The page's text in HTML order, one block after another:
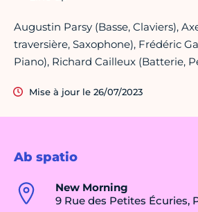
Ab spatio
New Morning
9 Rue des Petites Écuries,
Augustin Parsy (Basse, Claviers),
traversière, Saxophone), Frédéric
Piano), Richard Cailleux (Batterie,
Mise à jour le 26/07/2023